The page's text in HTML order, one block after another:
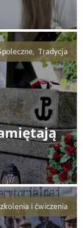
Tradycja
i ćwiczenia